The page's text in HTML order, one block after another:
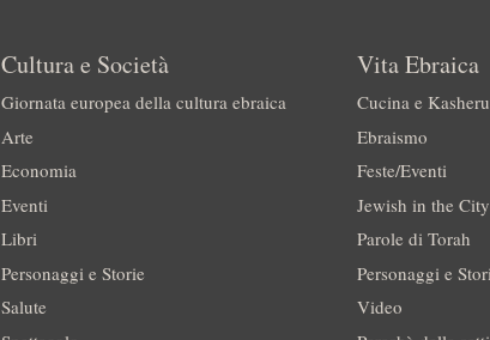
Cultura e Società
Giornata europea della cultura ebraica
Arte
Economia
Eventi
Libri
Personaggi e Storie
Salute
Vita Ebraica
Cucina e
Ebraismo
Feste/Eventi
Jewish in the City
Parole di Torah
Personaggi e
Video